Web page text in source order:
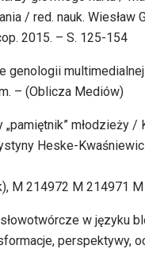
/ red. nauk. Wiesław
2015. – S. 125-154
genologii
– (Oblicza Mediów)
młodzieży
Heske-
M 214972 M 214971
w języku
perspektywy,